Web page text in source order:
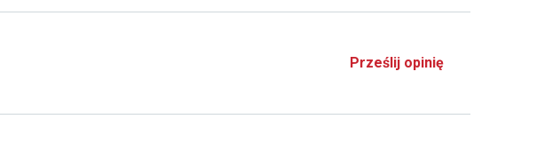
Prześlij opinię